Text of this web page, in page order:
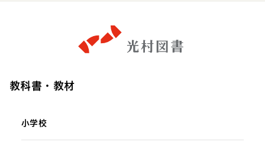
教科書・教材
小学校